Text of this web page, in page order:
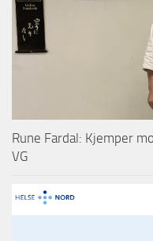
Rune Fardal: Kjemper
VG